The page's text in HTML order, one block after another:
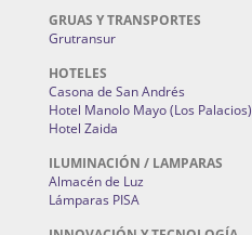
GRUAS Y TRANSPORTES
Grutransur
HOTELES
Casona de San Andrés
Hotel Manolo Mayo (Los Palacios)
Hotel Zaida
ILUMINACIÓN / LAMPARAS
Almacén de Luz
Lámparas PISA